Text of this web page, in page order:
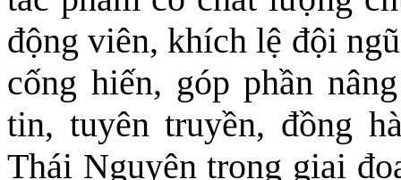
động viên, khích lệ đội
cống hiến, góp phần
tin, tuyên truyền, đồng
Thái Nguyên trong giai